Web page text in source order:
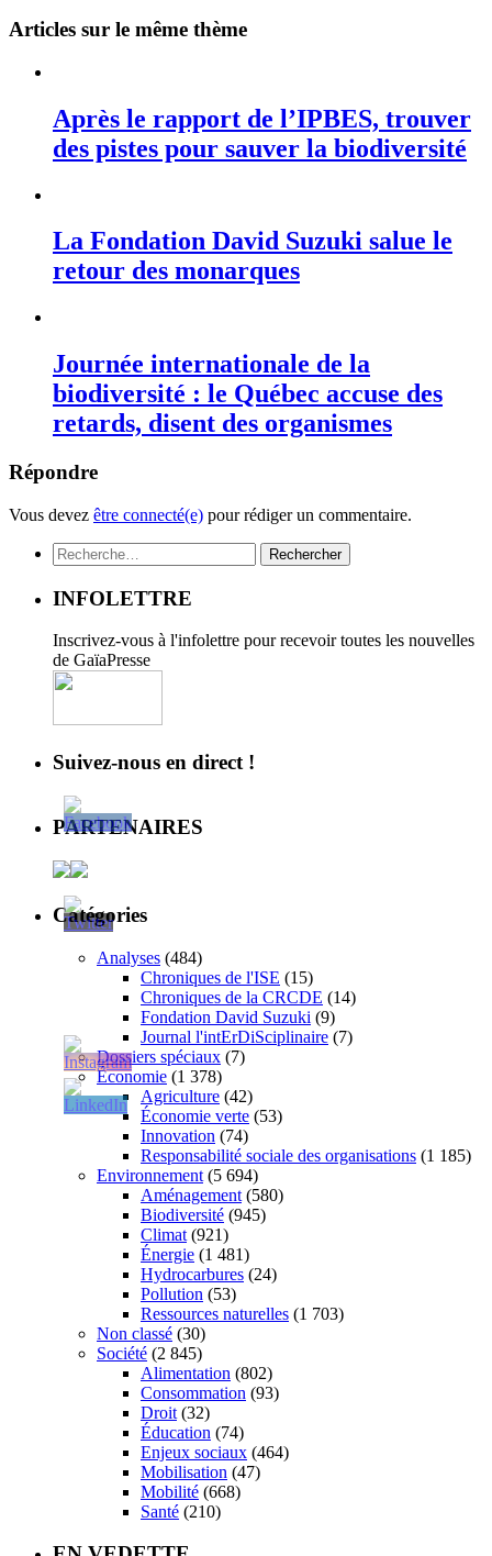
Articles sur le même thème
Après le rapport de l’IPBES, trouver
des pistes pour sauver la biodiversité
La Fondation David Suzuki salue le
retour des monarques
Journée internationale de la
biodiversité : le Québec accuse des
retards, disent des organismes
Répondre
Vous devez être connecté(e) pour rédiger un commentaire.
Rechercher :
INFOLETTRE
Inscrivez-vous à l'infolettre pour recevoir toutes les nouvelles
de GaïaPresse
Suivez-nous en direct !
PARTENAIRES
Catégories
Analyses (484)
Chroniques de l'ISE (15)
Chroniques de la CRCDE (14)
Fondation David Suzuki (9)
Journal l'intErDiSciplinaire (7)
Dossiers spéciaux (7)
Économie (1 378)
Agriculture (42)
Économie verte (53)
Innovation (74)
Responsabilité sociale des organisations (1 185)
Environnement (5 694)
Aménagement (580)
Biodiversité (945)
Climat (921)
Énergie (1 481)
Hydrocarbures (24)
Pollution (53)
Ressources naturelles (1 703)
Non classé (30)
Société (2 845)
Alimentation (802)
Consommation (93)
Droit (32)
Éducation (74)
Enjeux sociaux (464)
Mobilisation (47)
Mobilité (668)
Santé (210)